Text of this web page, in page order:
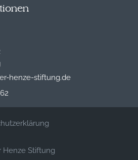
henze-stiftung.de
Henze Stiftung